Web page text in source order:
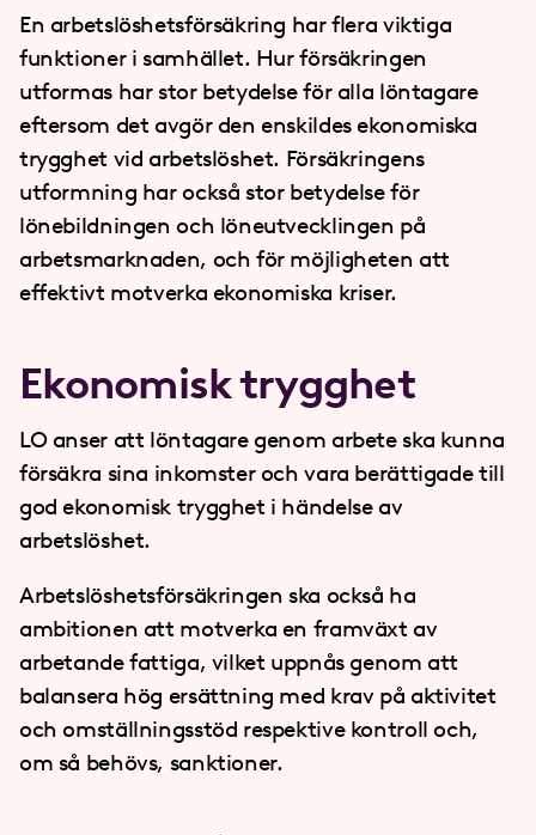
En arbetslöshetsförsäkring har flera viktiga
funktioner i samhället. Hur försäkringen
utformas har stor betydelse för alla löntagare
eftersom det avgör den enskildes ekonomiska
trygghet vid arbetslöshet. Försäkringens
utformning har också stor betydelse för
lönebildningen och löneutvecklingen på
arbetsmarknaden, och för möjligheten att
effektivt motverka ekonomiska kriser.
Ekonomisk trygghet
LO anser att löntagare genom arbete ska kunna
försäkra sina inkomster och vara berättigade till
god ekonomisk trygghet i händelse av
arbetslöshet.
Arbetslöshetsförsäkringen ska också ha
ambitionen att motverka en framväxt av
arbetande fattiga, vilket uppnås genom att
balansera hög ersättning med krav på aktivitet
och omställningsstöd respektive kontroll och,
om så behövs, sanktioner.